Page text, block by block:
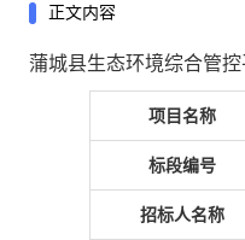
正文内容
蒲城县生态环境综合管
项目名称
标段编号
招标人名称